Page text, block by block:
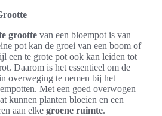
grootte van een bloempot is van
pot kan de groei van een boom of
een te grote pot ook kan leiden tot
Daarom is het essentieel om de
overweging te nemen bij het
Met een goed overwogen
kunnen planten bloeien en een
aan elke groene ruimte.